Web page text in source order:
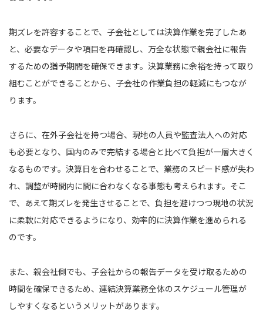
期ズレを許容することで、子会社としては決算作業を完了したあ
と、必要なデータや項目を再確認し、万全な状態で親会社に報告
するための猶予期間を確保できます。決算業務に余裕を持って取り
組むことができることから、子会社の作業負担の軽減にもつなが
ります。
さらに、在外子会社を持つ場合、現地の人員や監査法人への対応
も必要となり、国内のみで完結する場合と比べて負担が一層大きく
なるものです。決算日を合わせることで、業務のスピード感が失わ
れ、調整が時間内に間に合わなくなる事態も考えられます。そこ
で、あえて期ズレを発生させることで、負担を避けつつ現地の状況
に柔軟に対応できるようになり、効率的に決算作業を進められる
のです。
また、親会社側でも、子会社からの報告データを受け取るための
時間を確保できるため、連結決算業務全体のスケジュール管理が
しやすくなるというメリットがあります。